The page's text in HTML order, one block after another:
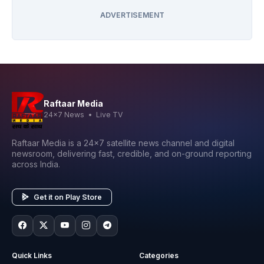
ADVERTISEMENT
Raftaar Media
24x7 News • Live TV
Raftaar Media is a 24x7 satellite news channel and digital
newsroom, delivering fast, credible, and on-ground reporting
across India.
Get it on Play Store
Quick Links Categories